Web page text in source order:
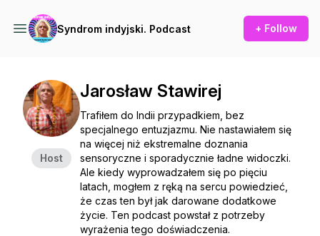
Syndrom indyjski. Podcast + Follow
Host
Jarosław Stawirej
Trafiłem do Indii przypadkiem, bez
specjalnego entuzjazmu. Nie nastawiałem się
na więcej niż ekstremalne doznania
sensoryczne i sporadycznie ładne widoczki.
Ale kiedy wyprowadzałem się po pięciu
latach, mogłem z ręką na sercu powiedzieć,
że czas ten był jak darowane dodatkowe
życie. Ten podcast powstał z potrzeby
wyrażenia tego doświadczenia.